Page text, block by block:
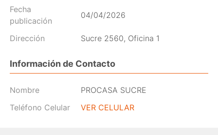
Fecha
publicación
04/04/2026
Dirección Sucre 2560, Oficina 1
Información de Contacto
Nombre
PROCASA SUCRE
Teléfono Celular
VER CELULAR